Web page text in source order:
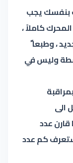
بنفسك يجب
كاملاً ،
، وطبعا
وليس في
الى
عدد
كم عدد